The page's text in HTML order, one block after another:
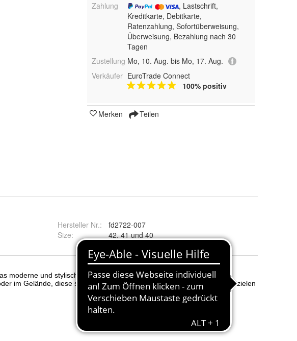
Zahlung
, Lastschrift,
Kreditkarte, Debitkarte,
Ratenzahlung, Sofortüberweisung,
Überweisung, Bezahlung nach 30
Tagen
Zustellung Mo, 10. Aug. bis Mo, 17. Aug.
Verkäufer EuroTrade Connect
100% positiv
Merken Teilen
Hersteller Nr.:
fd2722-007
Size: 42, 41 und 40